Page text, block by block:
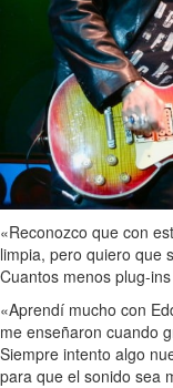
«Reconozco que con
limpia, pero quiero que
Cuantos menos plug-
«Aprendí mucho con
me enseñaron cuando
Siempre intento algo
para que el sonido sea